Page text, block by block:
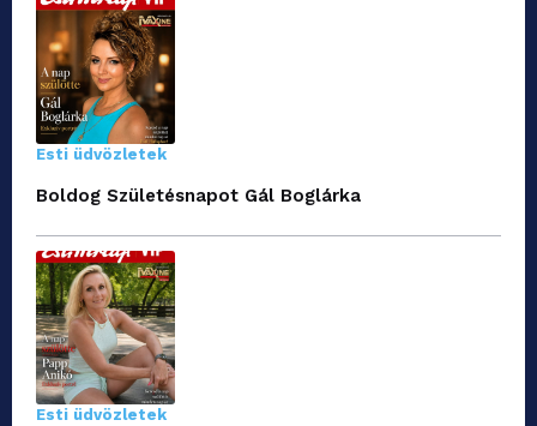
Esti üdvözletek
Boldog Születésnapot Gál Boglárka
Esti üdvözletek